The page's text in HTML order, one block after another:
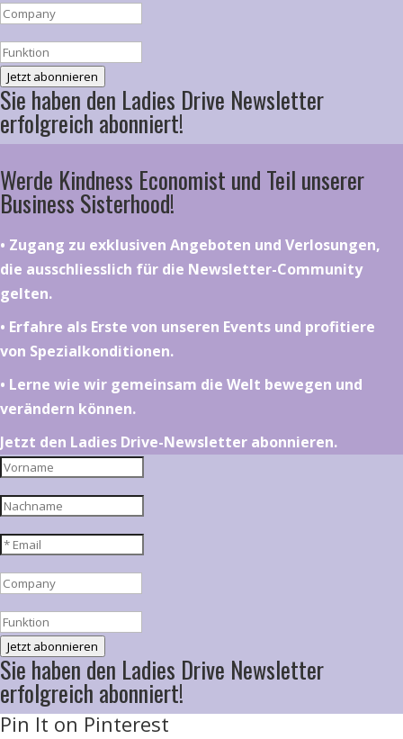
Jetzt abonnieren
Sie haben den Ladies Drive Newsletter
erfolgreich abonniert!
Werde Kindness Economist und Teil unserer
Business Sisterhood!
•⁠ ⁠⁠Zugang zu exklusiven Angeboten und Verlosungen,
die ausschliesslich für die Newsletter-Community
gelten.
•⁠ ⁠⁠Erfahre als Erste von unseren Events und profitiere
von Spezialkonditionen.
•⁠ ⁠⁠Lerne wie wir gemeinsam die Welt bewegen und
verändern können.
Jetzt den Ladies Drive-Newsletter abonnieren.
Jetzt abonnieren
Sie haben den Ladies Drive Newsletter
erfolgreich abonniert!
Pin It on Pinterest